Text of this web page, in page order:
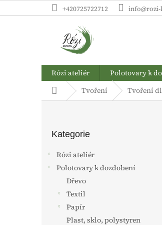
na
+420725722712
Rózi ateliér Polotovary k
Domů Tvoření Tvoření
kategorie
Kategorie
Rózi ateliér
Polotovary k dozdobení
Dřevo
Textil
Papír
Plast, sklo, polystyren